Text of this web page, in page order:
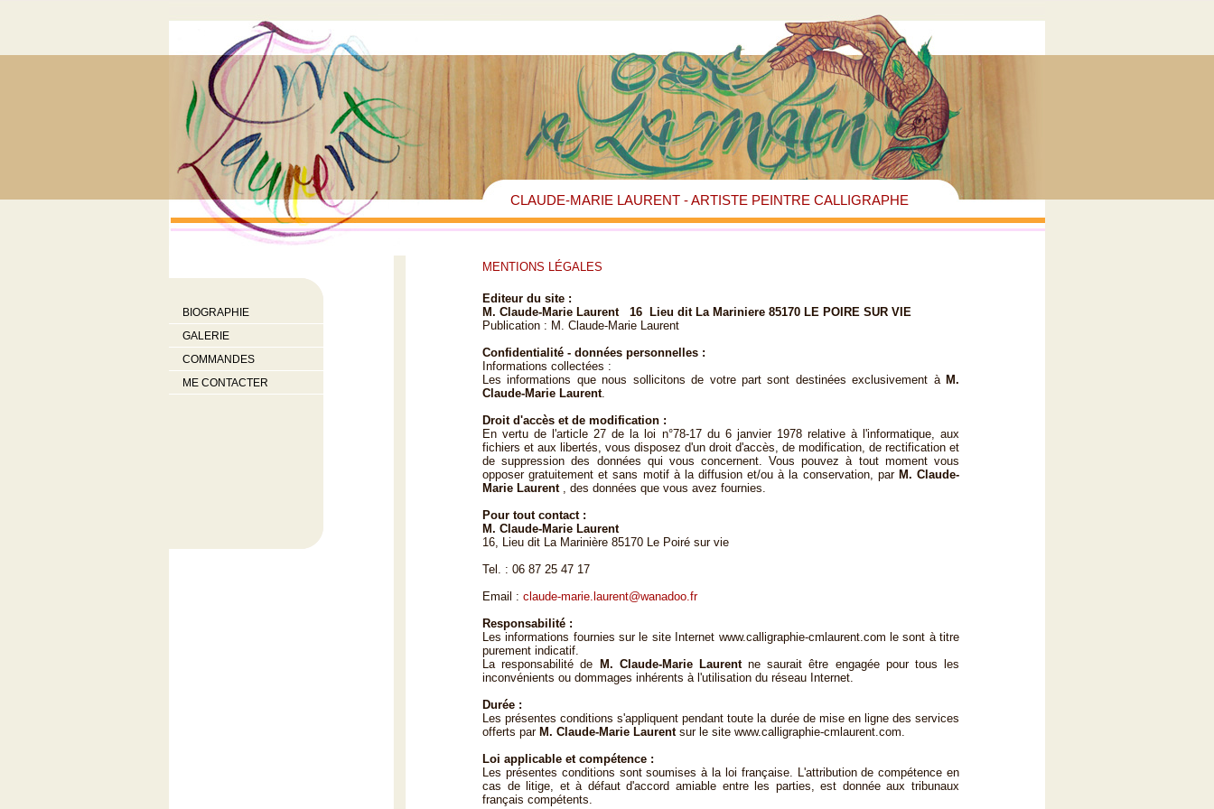
CLAUDE-MARIE LAURENT - ARTISTE PEINTRE CALLIGRAPHE
BIOGRAPHIE
GALERIE
COMMANDES
ME CONTACTER
MENTIONS LÉGALES
Editeur du site :
M. Claude-Marie Laurent 16 Lieu dit La Mariniere 85170 LE POIRE SUR VIE
Publication : M. Claude-Marie Laurent
Confidentialité - données personnelles :
Informations collectées :
Les informations que nous sollicitons de votre part sont destinées exclusivement à M.
Claude-Marie Laurent.
Droit d'accès et de modification :
En vertu de l'article 27 de la loi n°78-17 du 6 janvier 1978 relative à l'informatique, aux
fichiers et aux libertés, vous disposez d'un droit d'accès, de modification, de rectification et
de suppression des données qui vous concernent. Vous pouvez à tout moment vous
opposer gratuitement et sans motif à la diffusion et/ou à la conservation, par M. Claude-
Marie Laurent, des données que vous avez fournies.
Pour tout contact :
M. Claude-Marie Laurent
16, Lieu dit La Marinière 85170 Le Poiré sur vie
Tel. : 06 87 25 47 17
Email : claude-marie.laurent@wanadoo.fr
Responsabilité :
Les informations fournies sur le site Internet www.calligraphie-cmlaurent.com le sont à titre
purement indicatif.
La responsabilité de
M. Claude-Marie Laurentne saurait être engagée pour tous les
inconvénients ou dommages inhérents à l'utilisation du réseau Internet.
Durée :
Les présentes conditions s'appliquent pendant toute la durée de mise en ligne des services
offerts par M. Claude-Marie Laurentsur le site www.calligraphie-cmlaurent.com.
Loi applicable et compétence :
Les présentes conditions sont soumises à la loi française. L'attribution de compétence en
cas de litige, et à défaut d'accord amiable entre les parties, est donnée aux tribunaux
français compétents.